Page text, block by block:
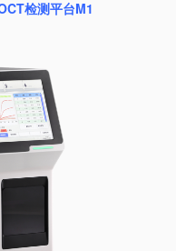
检测平台M1